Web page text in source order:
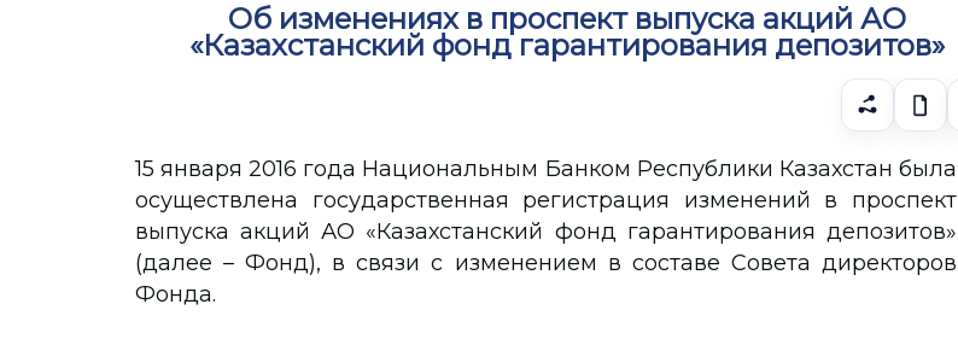
Об изменениях в проспект выпуска акций АО
«Казахстанский фонд гарантирования депозитов»
15 января 2016 года Национальным Банком Республики Казахстан была
осуществлена государственная регистрация изменений в проспект
выпуска акций АО «Казахстанский фонд гарантирования депозитов»
(далее – Фонд), в связи с изменением в составе Совета директоров
Фонда.